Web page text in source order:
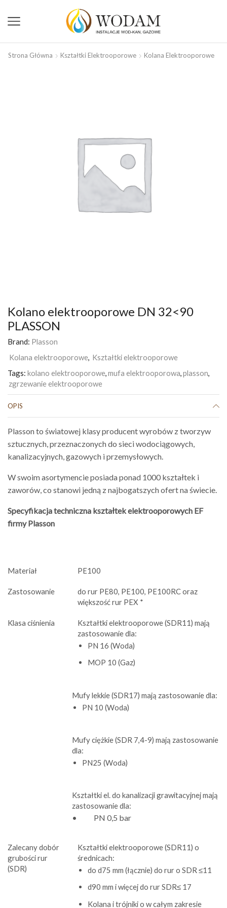
Strona Główna Kształtki Elektrooporowe Kolana Elektrooporowe
Kolano elektrooporowe DN 32<90
PLASSON
Brand: Plasson
Kolana elektrooporowe, Kształtki elektrooporowe
Tags: kolano elektrooporowe,mufa elektrooporowa,plasson,
zgrzewanie elektrooporowe
OPIS
Plasson to światowej klasy producent wyrobów z tworzyw
sztucznych, przeznaczonych do sieci wodociągowych,
kanalizacyjnych, gazowych i przemysłowych.
W swoim asortymencie posiada ponad 1000 kształtek i
zaworów, co stanowi jedną z najbogatszych ofert na świecie.
Specyfikacja techniczna kształtek elektrooporowych EF
firmy Plasson
Materiał PE100
Zastosowanie
do rur PE80, PE100, PE100RC oraz
większość rur PEX *
Klasa ciśnienia
Kształtki elektrooporowe (SDR11) mają
zastosowanie dla:
PN 16 (Woda)
MOP 10 (Gaz)
Mufy lekkie (SDR17) mają zastosowanie dla:
PN 10 (Woda)
Mufy ciężkie (SDR 7,4-9) mają zastosowanie
dla:
PN25 (Woda)
Kształtki el. do kanalizacji grawitacyjnej mają
zastosowanie dla:
• PN 0,5 bar
Zalecany dobór
grubości rur
(SDR)
Kształtki elektrooporowe (SDR11) o
średnicach:
do d75 mm (łącznie) do rur o SDR ≤11
d90 mm i więcej do rur SDR≤ 17
Kolana i trójniki o w całym zakresie